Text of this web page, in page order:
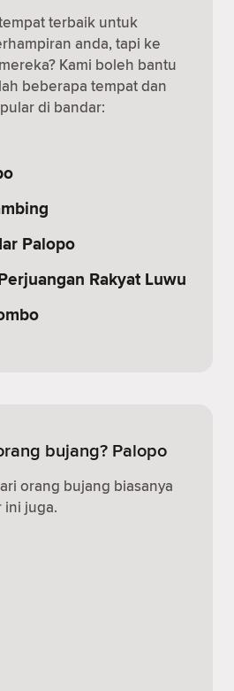
terbaik untuk
anda, tapi ke
Kami boleh bantu
beberapa tempat dan
di bandar:
Palopo
Rakyat Luwu
bujang? Palopo
orang bujang biasanya
ini juga.